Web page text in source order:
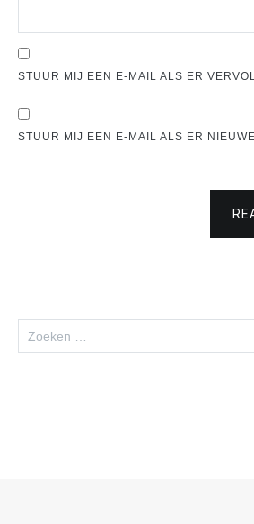
STUUR MIJ EEN E-MAIL ALS ER
STUUR MIJ EEN E-MAIL ALS ER
naar: